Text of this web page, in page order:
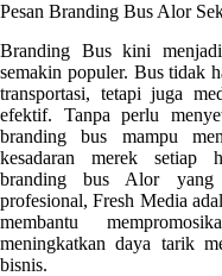
Pesan Branding Bus Alor
Branding Bus kini
semakin populer. Bus tidak
transportasi, tetapi juga
efektif. Tanpa perlu
branding bus mampu
kesadaran merek setiap
branding bus Alor
profesional, Fresh Media
membantu
meningkatkan daya tarik
bisnis.